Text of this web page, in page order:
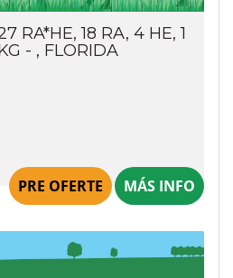
RA*HE, 18 RA, 4 HE, 1
- , FLORIDA
PRE OFERTE MÁS INFO